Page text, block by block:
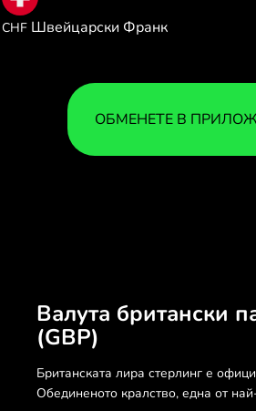
CHF Швейцарски Франк
ОБМЕНЕТЕ В
Валута британски
(GBP)
Британската лира стерлинг е
Обединеното кралство, една от